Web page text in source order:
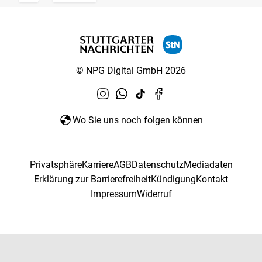
© NPG Digital GmbH 2026
Wo Sie uns noch folgen können
PrivatsphäreKarriereAGBDatenschutzMediadaten
Erklärung zur BarrierefreiheitKündigungKontakt
ImpressumWiderruf